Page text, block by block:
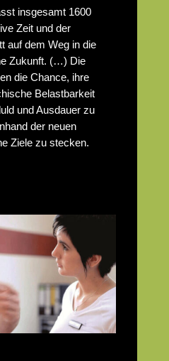
insgesamt 1600
Zeit und der
auf dem Weg in die
Zukunft. (…) Die
die Chance, ihre
Belastbarkeit
und Ausdauer zu
der neuen
Ziele zu stecken.